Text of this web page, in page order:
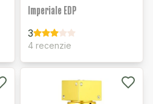
Imperiale EDP
3
4 recenzie